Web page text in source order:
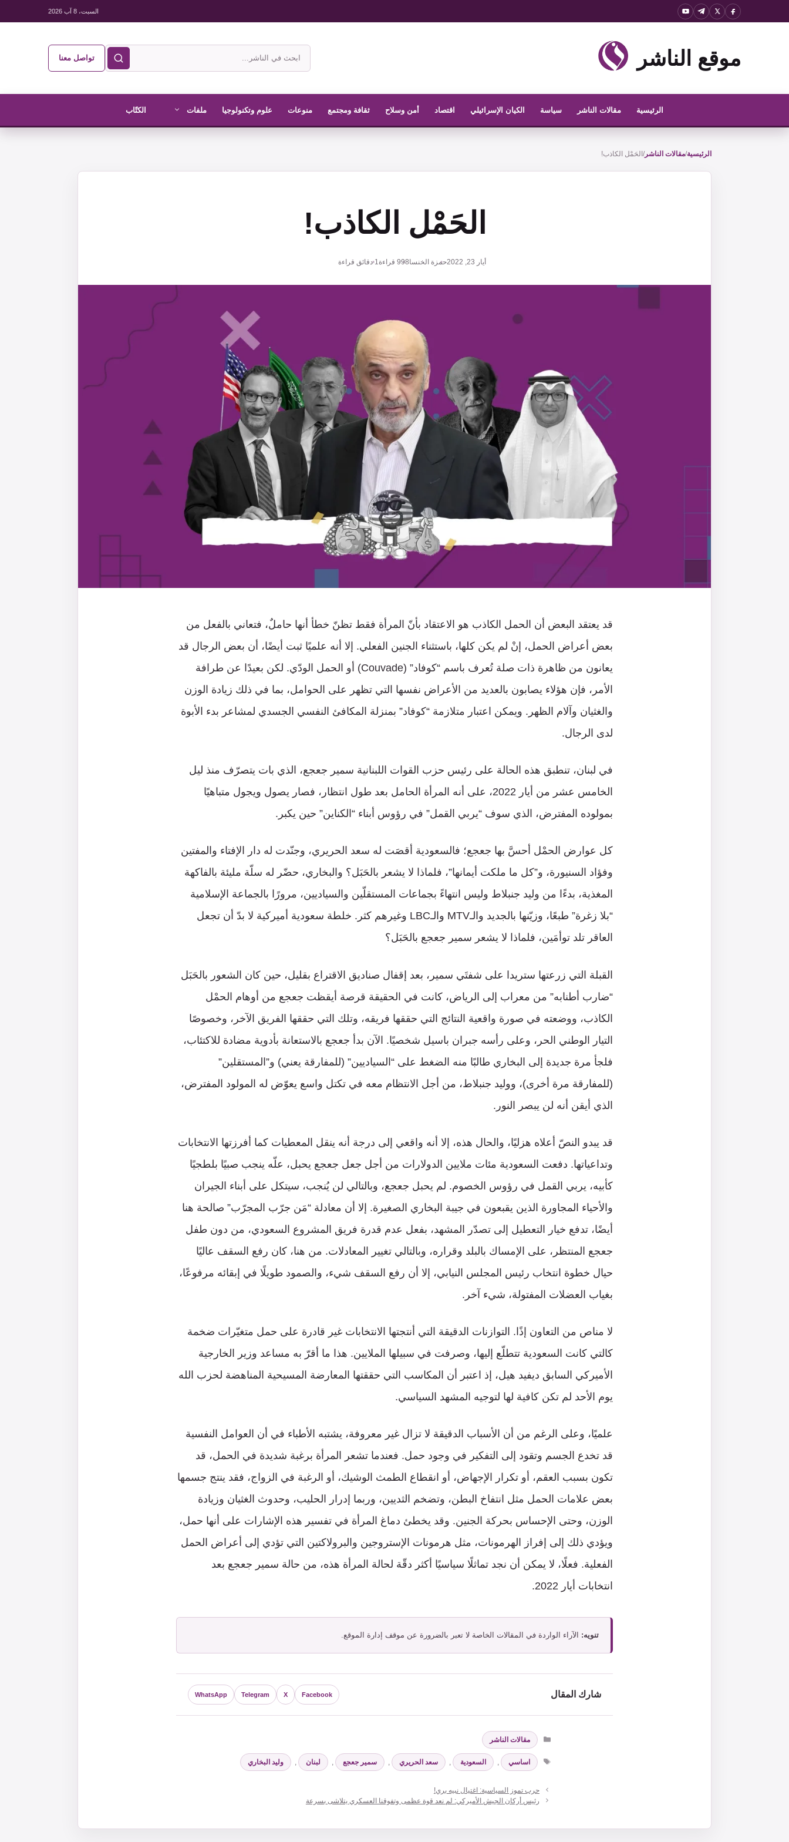
السبت، 8 آب 2026
موقع الناشر
ابحث
في
الناشر
تواصل معنا
الرئيسية مقالات الناشر سياسة الكيان الإسرائيلي اقتصاد أمن وسلاح ثقافة ومجتمع منوعات علوم وتكنولوجيا ملفات الكتّاب
الرئيسية/مقالات الناشر/ الحَمْل الكاذب!
الحَمْل الكاذب!
أيار 23, 2022 حمزة الخنسا998 قراءة1 دقائق قراءة
قد يعتقد البعض أن الحمل الكاذب هو الاعتقاد بأنّ المرأة فقط تظنّ خطأ أنها حاملٌ، فتعاني بالفعل من
بعض أعراض الحمل، إنْ لم يكن كلها، باستثناء الجنين الفعلي. إلا أنه علميًا ثبت أيضًا، أن بعض الرجال قد
يعانون من ظاهرة ذات صلة تُعرف باسم “كوفاد” (Couvade) أو الحمل الودّي. لكن بعيدًا عن طرافة
الأمر، فإن هؤلاء يصابون بالعديد من الأعراض نفسها التي تظهر على الحوامل، بما في ذلك زيادة الوزن
والغثيان وآلام الظهر. ويمكن اعتبار متلازمة “كوفاد” بمنزلة المكافئ النفسي الجسدي لمشاعر بدء الأبوة
لدى الرجال.
في لبنان، تنطبق هذه الحالة على رئيس حزب القوات اللبنانية سمير جعجع، الذي بات يتصرّف منذ ليل
الخامس عشر من أيار 2022، على أنه المرأة الحامل بعد طول انتظار، فصار يصول ويجول متباهيًا
بمولوده المفترض، الذي سوف “يربي القمل” في رؤوس أبناء “الكناين” حين يكبر.
كل عوارض الحمْل أحسَّ بها جعجع؛ فالسعودية أقصَت له سعد الحريري، وجنّدت له دار الإفتاء والمفتين
وفؤاد السنيورة، و”كل ما ملكت أيمانها”، فلماذا لا يشعر بالحَبَل؟ والبخاري، حضّر له سلّة مليئة بالفاكهة
المغذية، بدءًا من وليد جنبلاط وليس انتهاءً بجماعات المستقلّين والسياديين، مرورًا بالجماعة الإسلامية
“بلا زغرة” طبعًا، وزيّنها بالجديد والـMTV والـLBC وغيرهم كثر. خلطة سعودية أميركية لا بدّ أن تجعل
العاقر تلد توأمَين، فلماذا لا يشعر سمير جعجع بالحَبَل؟
القبلة التي زرعتها ستريدا على شفتَي سمير، بعد إقفال صناديق الاقتراع بقليل، حين كان الشعور بالحَبَل
“ضارب أطنابه” من معراب إلى الرياض، كانت في الحقيقة قرصة أيقظت جعجع من أوهام الحمْل
الكاذب، ووضعته في صورة واقعية النتائج التي حققها فريقه، وتلك التي حققها الفريق الآخر، وخصوصًا
التيار الوطني الحر، وعلى رأسه جبران باسيل شخصيًا. الآن بدأ جعجع بالاستعانة بأدوية مضادة للاكتئاب،
فلجأ مرة جديدة إلى البخاري طالبًا منه الضغط على “السياديين” (للمفارقة يعني) و”المستقلين”
(للمفارقة مرة أخرى)، ووليد جنبلاط، من أجل الانتظام معه في تكتل واسع يعوّض له المولود المفترض،
الذي أيقن أنه لن يبصر النور.
قد يبدو النصّ أعلاه هزليًا، والحال هذه، إلا أنه واقعي إلى درجة أنه ينقل المعطيات كما أفرزتها الانتخابات
وتداعياتها. دفعت السعودية مئات ملايين الدولارات من أجل جعل جعجع يحبل، علّه ينجب صبيًا بلطجيًا
كأبيه، يربي القمل في رؤوس الخصوم. لم يحبل جعجع، وبالتالي لن يُنجب، سيتكل على أبناء الجيران
والأحياء المجاورة الذين يقبعون في جيبة البخاري الصغيرة. إلا أن معادلة “مَن جرّب المجرّب” صالحة هنا
أيضًا، تدفع خيار التعطيل إلى تصدّر المشهد، بفعل عدم قدرة فريق المشروع السعودي، من دون طفل
جعجع المنتظر، على الإمساك بالبلد وقراره، وبالتالي تغيير المعادلات. من هنا، كان رفع السقف عاليًا
حيال خطوة انتخاب رئيس المجلس النيابي، إلا أن رفع السقف شيء، والصمود طويلًا في إبقائه مرفوعًا،
بغياب العضلات المفتولة، شيء آخر.
لا مناص من التعاون إذًا. التوازنات الدقيقة التي أنتجتها الانتخابات غير قادرة على حمل متغيّرات ضخمة
كالتي كانت السعودية تتطلّع إليها، وصرفت في سبيلها الملايين. هذا ما أقرّ به مساعد وزير الخارجية
الأميركي السابق ديفيد هيل، إذ اعتبر أن المكاسب التي حققتها المعارضة المسيحية المناهضة لحزب الله
يوم الأحد لم تكن كافية لها لتوجيه المشهد السياسي.
علميًا، وعلى الرغم من أن الأسباب الدقيقة لا تزال غير معروفة، يشتبه الأطباء في أن العوامل النفسية
قد تخدع الجسم وتقود إلى التفكير في وجود حمل. فعندما تشعر المرأة برغبة شديدة في الحمل، قد
تكون بسبب العقم، أو تكرار الإجهاض، أو انقطاع الطمث الوشيك، أو الرغبة في الزواج، فقد ينتج جسمها
بعض علامات الحمل مثل انتفاخ البطن، وتضخم الثديين، وربما إدرار الحليب، وحدوث الغثيان وزيادة
الوزن، وحتى الإحساس بحركة الجنين. وقد يخطئ دماغ المرأة في تفسير هذه الإشارات على أنها حمل،
ويؤدي ذلك إلى إفراز الهرمونات، مثل هرمونات الإستروجين والبرولاكتين التي تؤدي إلى أعراض الحمل
الفعلية. فعلًا، لا يمكن أن نجد تماثلًا سياسيًا أكثر دقّة لحالة المرأة هذه، من حالة سمير جعجع بعد
انتخابات أيار 2022.
تنويه: الآراء الواردة في المقالات الخاصة لا تعبر بالضرورة عن موقف إدارة الموقع.
شارك المقال Facebook
X
Telegram
WhatsApp
التصنيفات
مقالات الناشر
الوسوم
اساسي , السعودية , سعد الحريري , سمير جعجع , لبنان , وليد البخاري
حرب تموز السياسية: اغتيال نبيه بري!
رئيس أركان الجيش الأميركي: لم نعد قوة عظمى وتفوقنا العسكري يتلاشى بسرعة